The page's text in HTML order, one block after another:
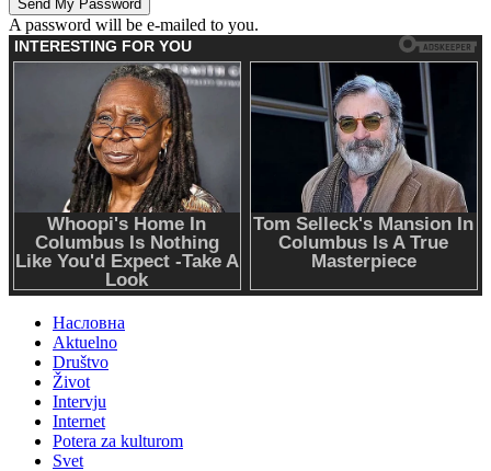
A password will be e-mailed to you.
Насловна
Aktuelno
Društvo
Život
Intervju
Internet
Potera za kulturom
Svet